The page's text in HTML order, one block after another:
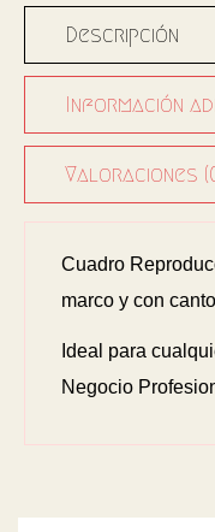
Descripción
Información
Valoraciones
Cuadro
marco y con
Ideal para
Negocio